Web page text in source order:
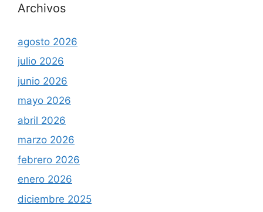
Archivos
agosto 2026
julio 2026
junio 2026
mayo 2026
abril 2026
marzo 2026
febrero 2026
enero 2026
diciembre 2025